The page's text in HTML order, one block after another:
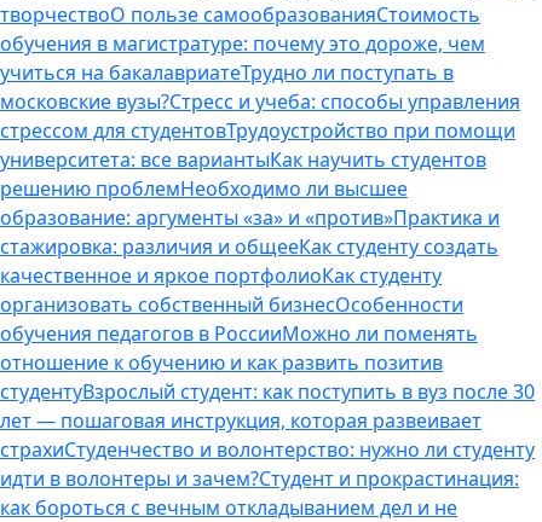
творчествоО пользе самообразованияСтоимость
обучения в магистратуре: почему это дороже, чем
учиться на бакалавриатеТрудно ли поступать в
московские вузы?Стресс и учеба: способы управления
стрессом для студентовТрудоустройство при помощи
университета: все вариантыКак научить студентов
решению проблемНеобходимо ли высшее
образование: аргументы «за» и «против»Практика и
стажировка: различия и общееКак студенту создать
качественное и яркое портфолиоКак студенту
организовать собственный бизнесОсобенности
обучения педагогов в РоссииМожно ли поменять
отношение к обучению и как развить позитив
студентуВзрослый студент: как поступить в вуз после 30
лет — пошаговая инструкция, которая развеивает
страхиСтуденчество и волонтерство: нужно ли cтуденту
идти в волонтеры и зачем?Студент и прокрастинация:
как бороться с вечным откладыванием дел и не